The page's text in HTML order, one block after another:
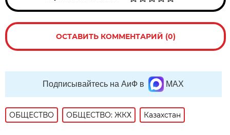
ОСТАВИТЬ КОММЕНТАРИЙ (0)
Подписывайтесь на АиФ в MAX
ОБЩЕСТВО ОБЩЕСТВО: ЖКХ Казахстан